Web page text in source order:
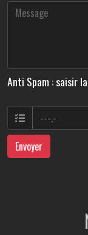
Anti Spam : saisir
Envoyer